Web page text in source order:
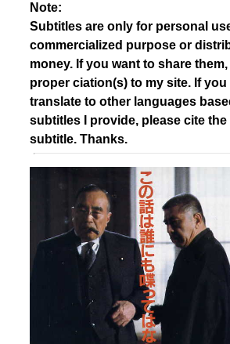
Note:
Subtitles are only for personal
commercialized purpose or
money. If you want to share
proper ciation(s) to my site. If you
translate to other languages
subtitles I provide, please cite
subtitle. Thanks.